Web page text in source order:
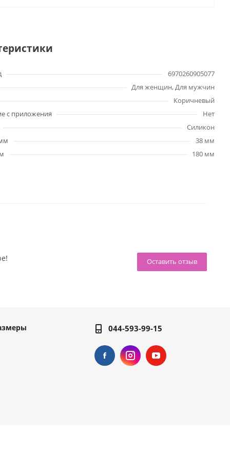
6970260905077
Для женщин, Для мужчин
Коричневый
с приложения
Нет
Силикон
38 мм
180 мм
Оставить отзыв
044-593-99-15